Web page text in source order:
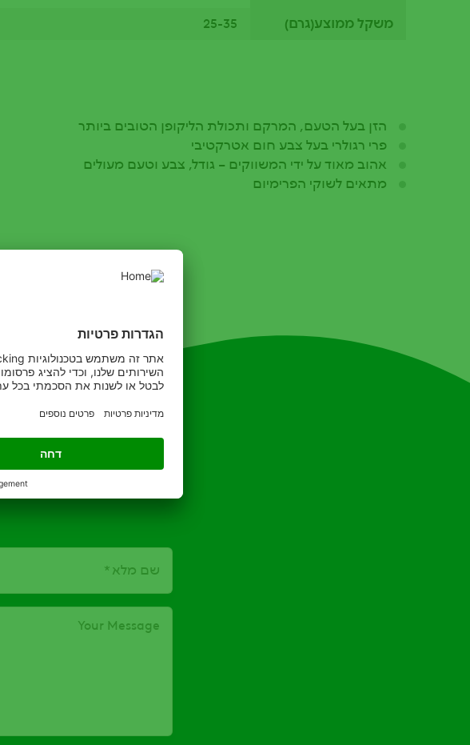
משקל ממוצע(גרם) 25-35
הזן בעל הטעם, המרקם ותכולת הליקופן הטובים ביותר
פרי רגולרי בעל צבע חום אטרקטיבי
אהוב מאוד על ידי המשווקים – גודל, צבע וטעם מעולים
מתאים לשוקי הפרימיום
מלאו
שם מלא
Your Message